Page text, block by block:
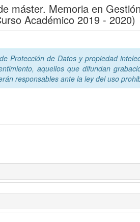
máster. Memoria en
Académico 2019 - 2020)
Protección de Datos y propiedad
aquellos que difundan
responsables ante la ley del uso